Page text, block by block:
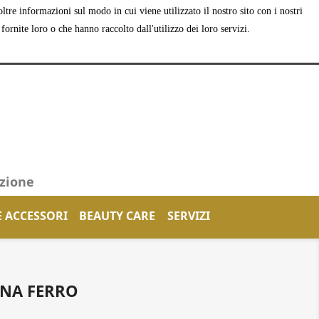
informazioni sul modo in cui viene utilizzato il nostro sito con i nostri
loro o che hanno raccolto dall'utilizzo dei loro servizi.
 Accedi shopping_cart Carrello(0)
BEAUTY CARE SERVIZI
FERRO